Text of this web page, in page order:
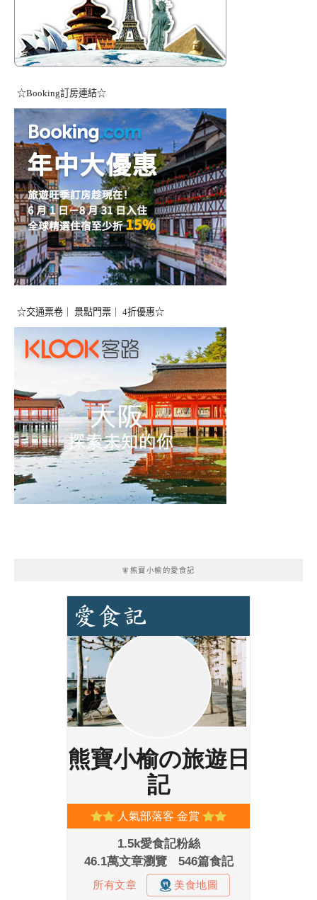
☆Booking訂房連結☆
☆交通票卷｜ 景點門票｜ 4折優惠☆
🧚熊寶小榆的愛食記